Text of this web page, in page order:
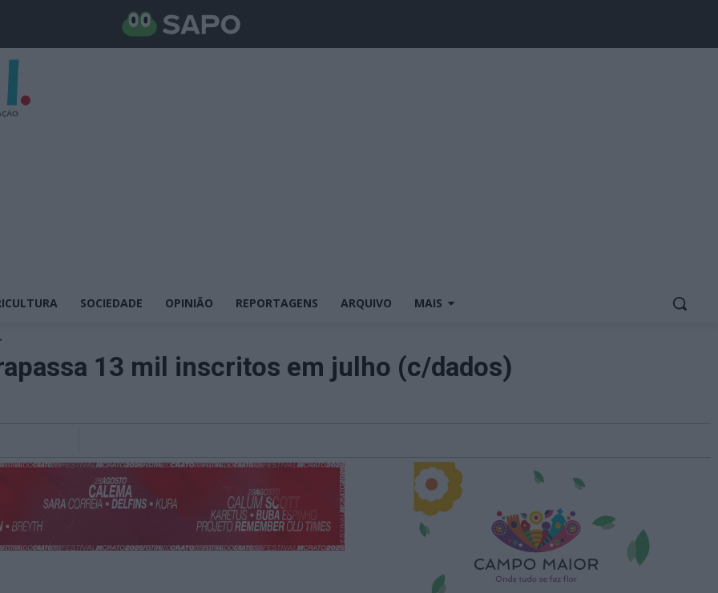
SOCIEDADE OPINIÃO REPORTAGENS ARQUIVO MAIS
13 mil inscritos em julho (c/dados)